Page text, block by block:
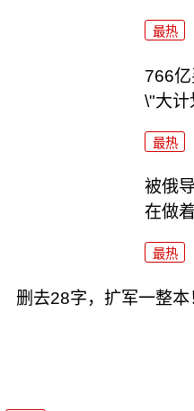
最热
766
\"大计
最热
被俄
在做
最热
删去28字，扩军一整